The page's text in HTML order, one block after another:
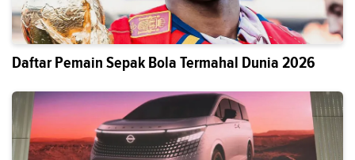
Daftar Pemain Sepak Bola Termahal Dunia 2026